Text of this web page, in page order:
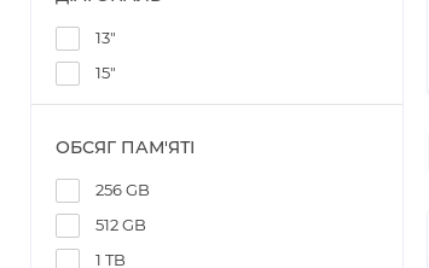
13"
15"
ОБСЯГ ПАМ'ЯТІ
256 GB
512 GB
1 TB